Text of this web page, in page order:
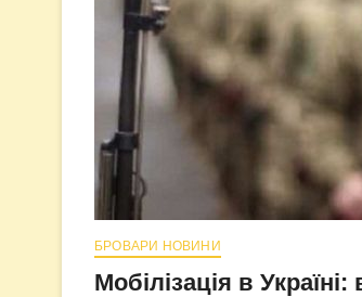
БРОВАРИ НОВИНИ
Мобілізація в